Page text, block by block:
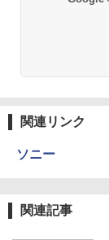
関連リンク
ソニー
関連記事